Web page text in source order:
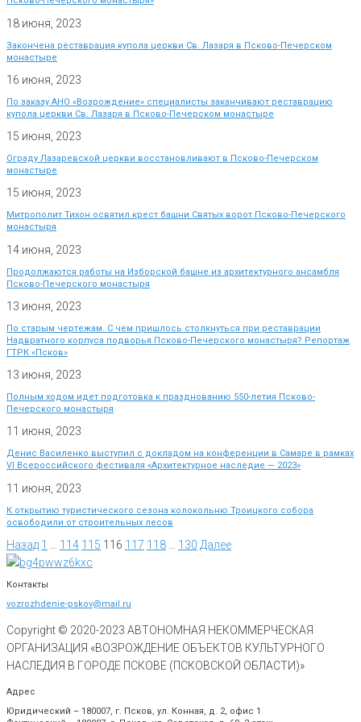
18 июня, 2023
Закончена реставрация купола церкви Св. Лазаря в Псково-Печерском
монастыре
16 июня, 2023
По заказу АНО «Возрождение» специалисты заканчивают реставрацию
купола церкви Св. Лазаря в Псково-Печерском монастыре
15 июня, 2023
Ограду Лазаревской церкви восстановливают в Псково-Печерском
монастыре
15 июня, 2023
Митрополит Тихон освятил крест башни Святых ворот Псково-Печерского
монастыря
14 июня, 2023
Продолжаются работы на Изборской башне из архитектурного ансамбля
Псково-Печерского монастыря
13 июня, 2023
По старым чертежам. С чем пришлось столкнуться при реставрации
Надвратного корпуса подворья Псково-Печерского монастыря? Репортаж
ГТРК «Псков»
13 июня, 2023
Полным ходом идет подготовка к празднованию 550-летия Псково-
Печерского монастыря
11 июня, 2023
Денис Василенко выступил с докладом на конференции в Самаре в рамках
VI Всероссийского фестиваля «Архитектурное наследие — 2023»
11 июня, 2023
К открытию туристического сезона колокольню Троицкого собора
освободили от строительных лесов
Назад 1 114 115 116 117 118 130 Далее
Контакты
vozrozhdenie-pskov@mail.ru
Copyright © 2020-2023 АВТОНОМНАЯ НЕКОММЕРЧЕСКАЯ
ОРГАНИЗАЦИЯ «ВОЗРОЖДЕНИЕ ОБЪЕКТОВ КУЛЬТУРНОГО
НАСЛЕДИЯ В ГОРОДЕ ПСКОВЕ (ПСКОВСКОЙ ОБЛАСТИ)»
Адрес
Юридический – 180007, г. Псков, ул. Конная, д. 2, офис 1